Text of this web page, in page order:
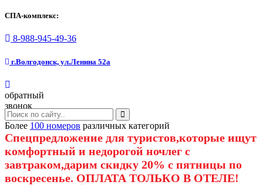
СПА-комплекс:
8-988-945-49-36
г.Волгодонск, ул.Ленина 52а
обратный
звонок
Более 100 номеров различных категорий
Спецпредложение для туристов,которые ищут
комфортный и недорогой ночлег с
завтраком,дарим скидку 20% с пятницы по
воскресенье. ОПЛАТА ТОЛЬКО В ОТЕЛЕ!